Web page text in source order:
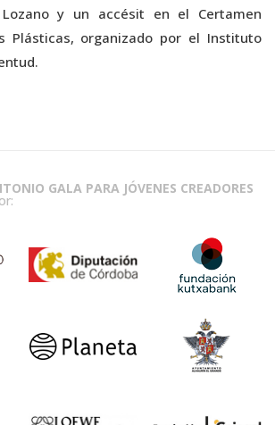
Lozano y un accésit en el Certamen
Plásticas, organizado por el Instituto
GALA PARA JÓVENES CREADORES